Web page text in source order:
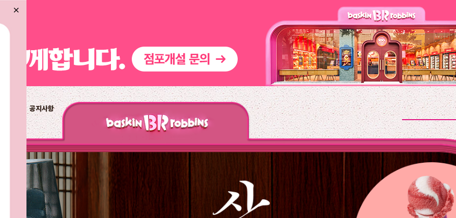
배라광장 BR레시피 마이플레이버리스트
워크샵 by 배스킨라빈스 점포개설문의 배달주문 단체주문
공지사항 close
검색